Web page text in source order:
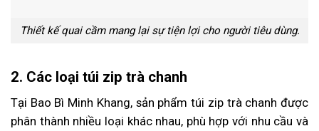
Thiết kế quai cầm mang lại sự tiện lợi cho người tiêu dùng.
2. Các loại túi zip trà chanh
Tại Bao Bì Minh Khang, sản phẩm túi zip trà chanh được
phân thành nhiều loại khác nhau, phù hợp với nhu cầu và